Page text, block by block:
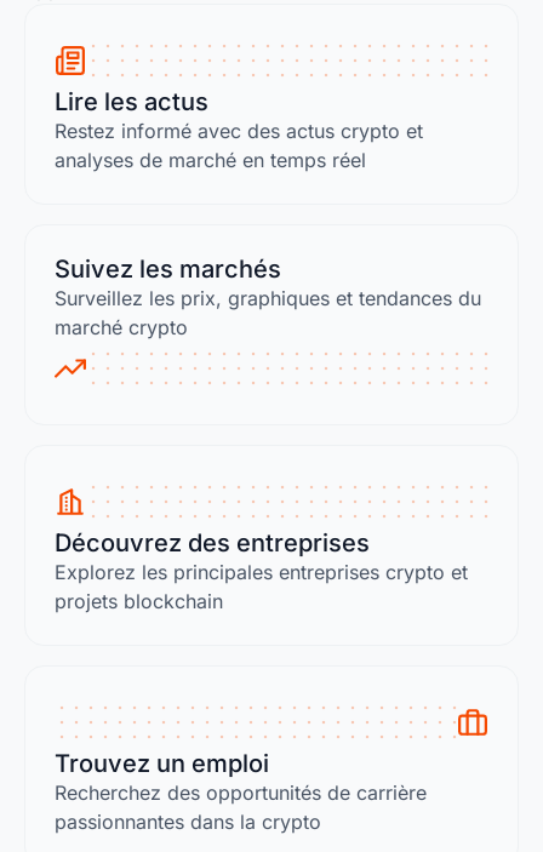
Lire les actus
Restez informé avec des actus crypto et
analyses de marché en temps réel
Suivez les marchés
Surveillez les prix, graphiques et tendances du
marché crypto
Découvrez des entreprises
Explorez les principales entreprises crypto et
projets blockchain
Trouvez un emploi
Recherchez des opportunités de carrière
passionnantes dans la crypto